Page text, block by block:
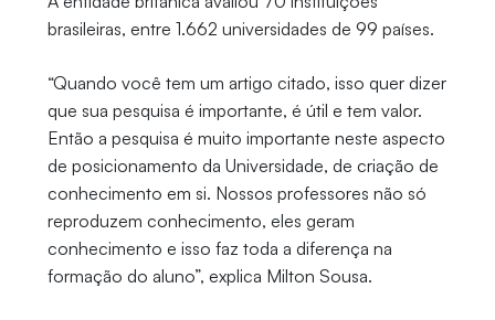
brasileiras, entre 1.662 universidades de 99 países.
“Quando você tem um artigo citado, isso quer dizer
que sua pesquisa é importante, é útil e tem valor.
Então a pesquisa é muito importante neste aspecto
de posicionamento da Universidade, de criação de
conhecimento em si. Nossos professores não só
reproduzem conhecimento, eles geram
conhecimento e isso faz toda a diferença na
formação do aluno”, explica Milton Sousa.